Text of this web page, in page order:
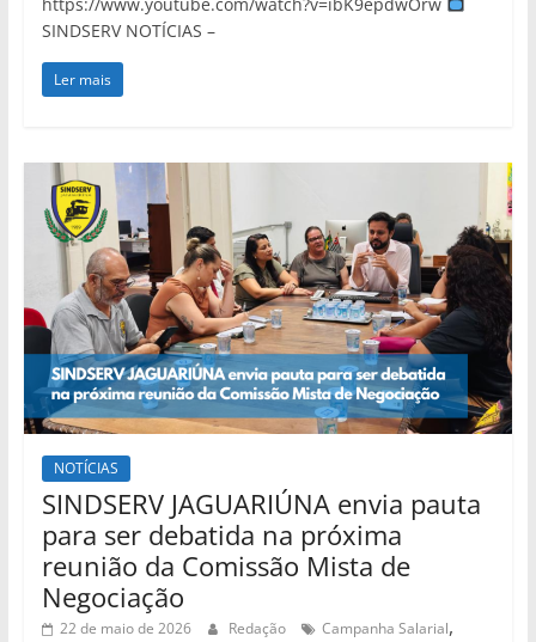
SINDSERV NOTÍCIAS –
Ler mais
NOTÍCIAS
SINDSERV JAGUARIÚNA envia pauta
para ser debatida na próxima
reunião da Comissão Mista de
Negociação
22 de maio de 2026 Redação Campanha Salarial,